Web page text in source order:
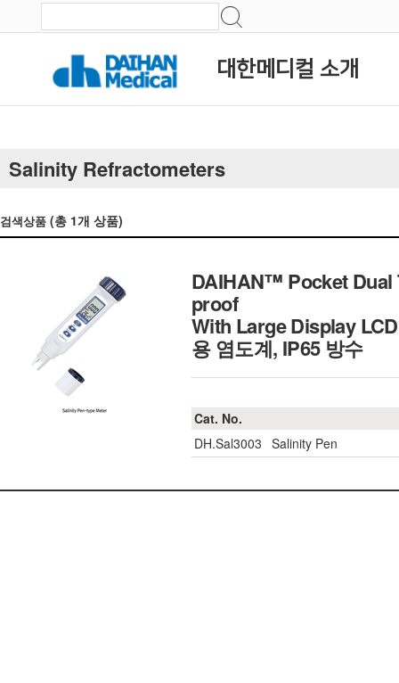
대한메디컬 소개
Salinity Refractometers
검색상품 (총 1개 상품)
DAIHAN™ Pocket Dual
proof
With Large Display
용 염도계, IP65 방수
Cat. No.
DH.Sal3003 Salinity Pen